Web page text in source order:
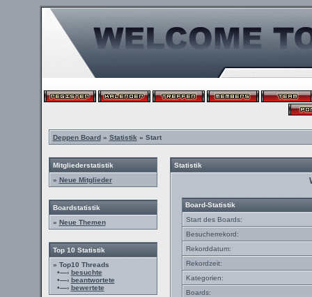
Deppen Board» Statistik » Start
Mitgliederstatistik
» Neue Mitglieder
Boardstatistik
» Neue Themen
Top 10 Statistik
» Top10 Threads
•—› besuchte
•—› beantwortete
•—› bewertete
Statistik
Board-Statistik
Start des Boards:
Besucherrekord:
Rekorddatum:
Rekordzeit:
Kategorien:
Boards: